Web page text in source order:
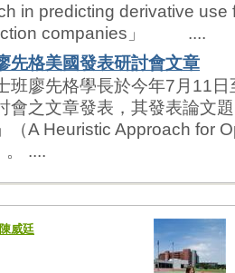
in predicting derivative
companies」 ....
先格美國發表研討會文章
班廖先格學長於今年7月11
會之文章發表，其發表論文
（A Heuristic Approach for
。 ....
威廷